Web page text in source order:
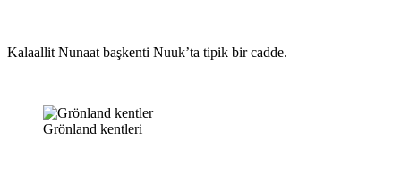
Kalaallit Nunaat başkenti Nuuk’ta tipik bir cadde.
Grönland kentleri